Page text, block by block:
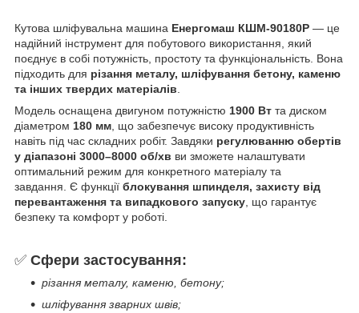
Кутова шліфувальна машина Енергомаш КШМ-90180Р — це
надійний інструмент для побутового використання, який
поєднує в собі потужність, простоту та функціональність. Вона
підходить для різання металу, шліфування бетону, каменю
та інших твердих матеріалів
Модель оснащена двигуном потужністю 1900 Вт та диском
діаметром 180 мм , що забезпечує високу продуктивність
навіть під час складних робіт. Завдяки регулюванню обертів
у діапазоні 3000–8000 об/хв ви зможете налаштувати
оптимальний режим для конкретного матеріалу та
завдання. Є функції блокування шпинделя, захисту від
перевантаження та випадкового запуску , що гарантує
безпеку та комфорт у роботі.
✅ Сфери застосування:
різання металу, каменю, бетону;
шліфування зварних швів;